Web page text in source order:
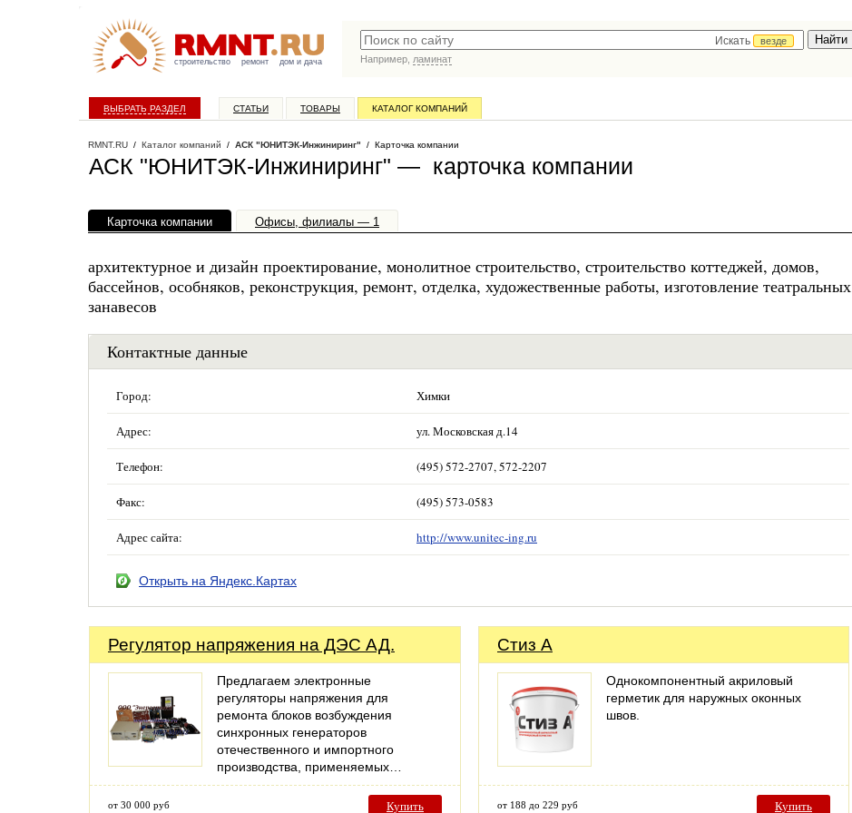
строительство ремонт дом и дача
Искать
везде
Например, ламинат
ВЫБРАТЬ РАЗДЕЛ СТАТЬИ ТОВАРЫ КАТАЛОГ КОМПАНИЙ
RMNT.RU / Каталог компаний / АСК "ЮНИТЭК-Инжиниринг" / Карточка компании
АСК "ЮНИТЭК-Инжиниринг" — карточка компании
Карточка компании Офисы, филиалы — 1
архитектурное и дизайн проектирование, монолитное строительство, строительство коттеджей, домов,
бассейнов, особняков, реконструкция, ремонт, отделка, художественные работы, изготовление театральных
занавесов
Контактные данные
Город: Химки
Адрес: ул. Московская д.14
Телефон: (495) 572-2707, 572-2207
Факс: (495) 573-0583
Адрес сайта: http://www.unitec-ing.ru
Открыть на Яндекс.Картах
Регулятор напряжения на ДЭС АД.
Предлагаем электронные
регуляторы напряжения для
ремонта блоков возбуждения
синхронных генераторов
отечественного и импортного
производства, применяемых…
от 30 000 руб Купить
Стиз А
Однокомпонентный акриловый
герметик для наружных оконных
швов.
от 188 до 229 руб Купить